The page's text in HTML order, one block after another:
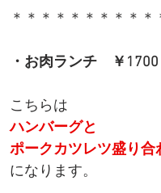
＊＊＊＊＊＊＊＊＊＊
・お肉ランチ　￥1700
こちらは
ハンバーグと
ポークカツレツ盛り合
になります。